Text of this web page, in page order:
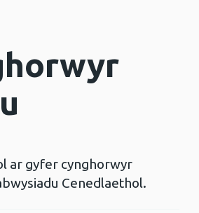
ar gyfer cynghorwyr
Cenedlaethol.